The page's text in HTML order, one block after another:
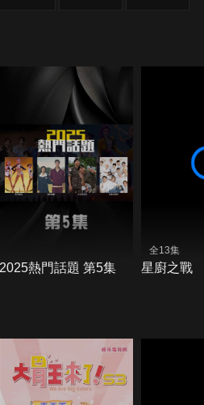
2025熱門話題 第5集
全13集
星廚之戰